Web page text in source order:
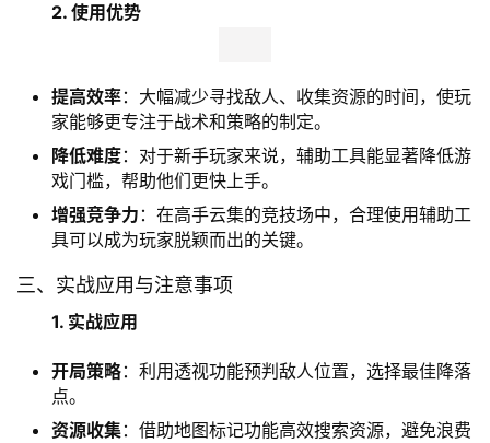
2. 使用优势
提高效率：大幅减少寻找敌人、收集资源的时间，使玩
家能够更专注于战术和策略的制定。
降低难度：对于新手玩家来说，辅助工具能显著降低游
戏门槛，帮助他们更快上手。
增强竞争力 ：在高手云集的竞技场中，合理使用辅助工
具可以成为玩家脱颖而出的关键。
三、实战应用与注意事项
1. 实战应用
开局策略：利用透视功能预判敌人位置，选择最佳降落
点。
资源收集：借助地图标记功能高效搜索资源，避免浪费